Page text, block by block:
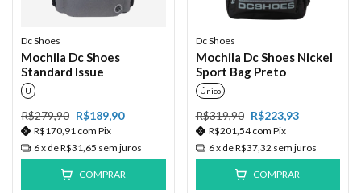
Dc Shoes
Mochila Dc Shoes
Standard Issue
U
R$279,90 R$189,90
R$170,91 com Pix
6x deR$31,65 sem juros
COMPRAR
Dc Shoes
Mochila Dc Shoes Nickel
Sport Bag Preto
Único
R$319,90 R$223,93
R$201,54com Pix
6x deR$37,32 sem juros
COMPRAR